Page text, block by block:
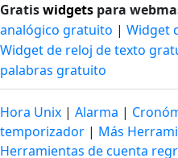
Gratiswidgets para
analógico gratuito | Widget
Widget de reloj de texto
palabras gratuito
Hora Unix | Alarma |
temporizador | Más
Herramientas de cuenta